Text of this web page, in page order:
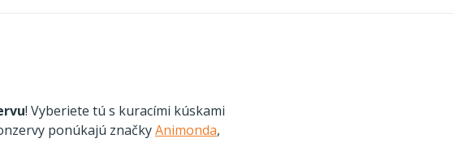
! Vyberiete tú s kuracími kúskami
ponúkajú značkyAnimonda,